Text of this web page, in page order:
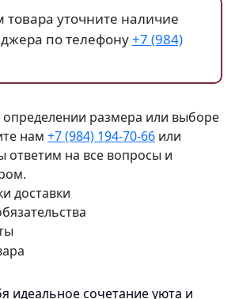
товара уточните наличие
по телефону+7 (984)
размера или выборе
нам +7 (984) 194-70-66 или
ответим на все вопросы и
доставки
идеальное сочетание уюта и